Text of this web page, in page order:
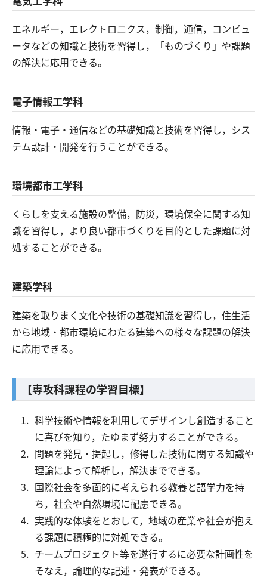
エネルギー，エレクトロニクス，制御，通信，コンピュ
ータなどの知識と技術を習得し，「ものづくり」や課題
の解決に応用できる。
電子情報工学科
情報・電子・通信などの基礎知識と技術を習得し，シス
テム設計・開発を行うことができる。
環境都市工学科
くらしを支える施設の整備，防災，環境保全に関する知
識を習得し，より良い都市づくりを目的とした課題に対
処することができる。
建築学科
建築を取りまく文化や技術の基礎知識を習得し，住生活
から地域・都市環境にわたる建築への様々な課題の解決
に応用できる。
【専攻科課程の学習目標】
科学技術や情報を利用してデザインし創造すること
に喜びを知り，たゆまず努力することができる。
問題を発見・提起し，修得した技術に関する知識や
理論によって解析し，解決までできる。
国際社会を多面的に考えられる教養と語学力を持
ち，社会や自然環境に配慮できる。
実践的な体験をとおして，地域の産業や社会が抱え
る課題に積極的に対処できる。
チームプロジェクト等を遂行するに必要な計画性を
そなえ，論理的な記述・発表ができる。